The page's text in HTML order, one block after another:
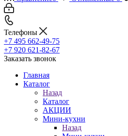
Телефоны
+7 495 662-49-75
+7 920 621-82-67
Заказать звонок
Главная
Каталог
Назад
Каталог
АКЦИИ
Мини-кухни
Назад